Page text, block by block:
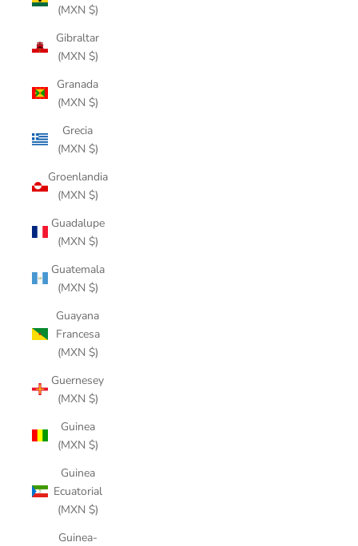
(MXN $)
Gibraltar
(MXN $)
Granada
(MXN $)
Grecia
(MXN $)
Groenlandia
(MXN $)
Guadalupe
(MXN $)
Guatemala
(MXN $)
Guayana
Francesa
(MXN $)
Guernesey
(MXN $)
Guinea
(MXN $)
Guinea
Ecuatorial
(MXN $)
Guinea-